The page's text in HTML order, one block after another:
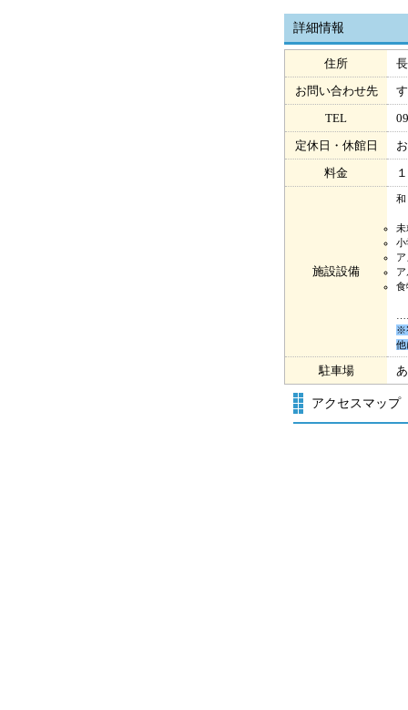
詳細情報
住所
お問い合わせ先
TEL
定休日・休館日
料金
施設設備
未
小
食
※
他
駐車場
アクセスマップ